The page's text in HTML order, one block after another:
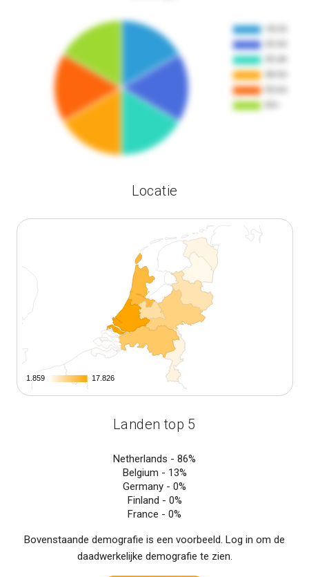
Locatie
1.859
1.859 17.826
17.826
Landen top 5
Netherlands - 86%
Belgium - 13%
Germany - 0%
Finland - 0%
France - 0%
Bovenstaande demografie is een voorbeeld. Log in om de
daadwerkelijke demografie te zien.